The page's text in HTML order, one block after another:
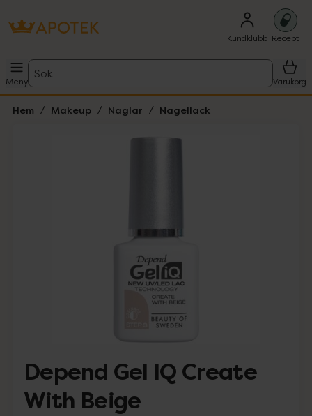
Kundklubb Recept
Meny
Sök
Varukorg
Hem Makeup Naglar Nagellack
Depend Gel IQ Create
With Beige